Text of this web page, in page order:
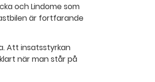
och Lindome som
är fortfarande
Att insatsstyrkan
när man står på